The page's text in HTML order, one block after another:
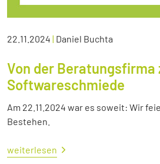
22.11.2024 | Daniel Buchta
Von der Beratungsfirma
Softwareschmiede
Am 22.11.2024 war es soweit: Wir
Bestehen.
weiterlesen